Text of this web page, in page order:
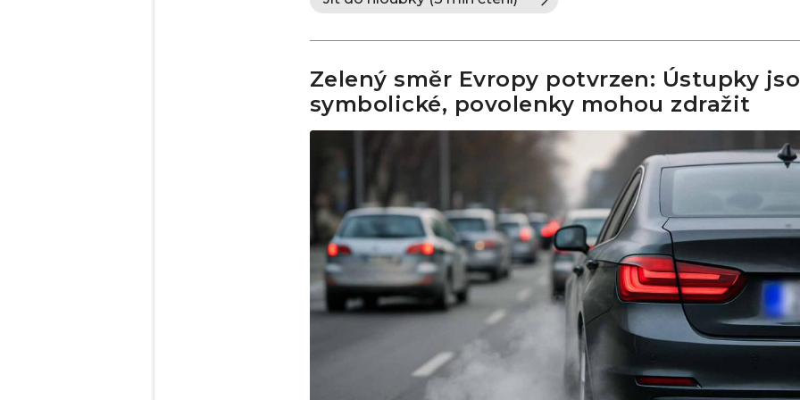
Zelený směr Evropy potvrzen: Ústupky
symbolické, povolenky mohou zdražit